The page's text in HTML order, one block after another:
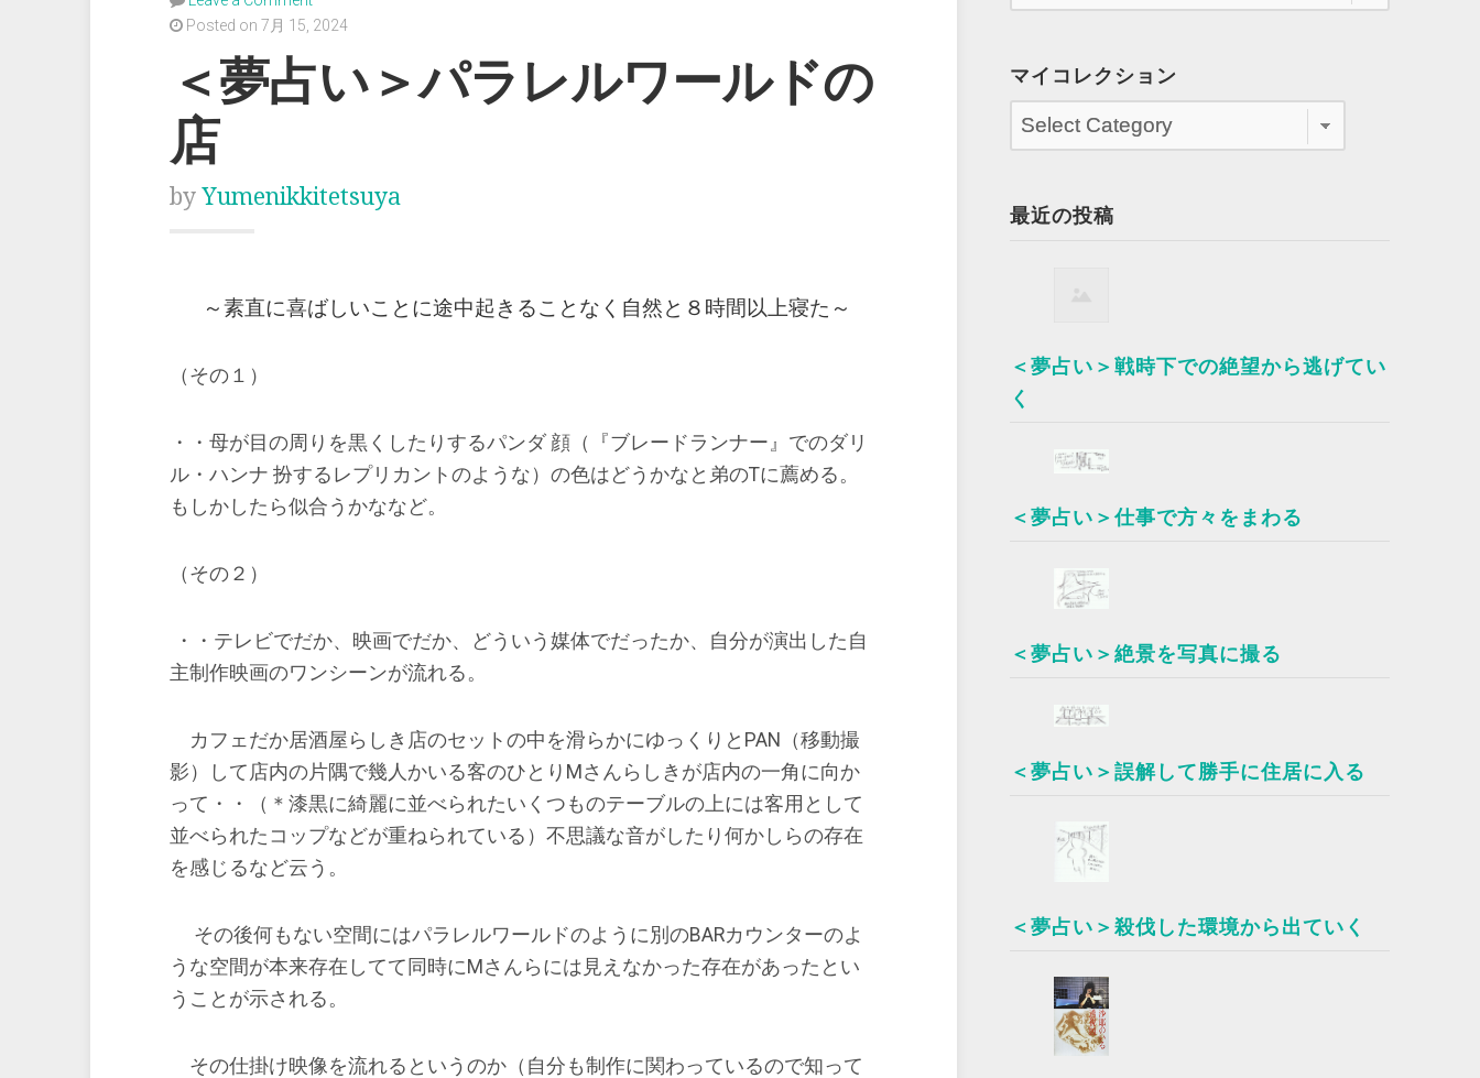
Posted on 7月 15, 2024
＜夢占い＞パラレルワールドの
店
by Yumenikkitetsuya
～素直に喜ばしいことに途中起きることなく自然と８時間以上寝た～
（その１）
・・母が目の周りを黒くしたりするパンダ 顔（『ブレードランナー』でのダリ
ル・ハンナ 扮するレプリカントのような）の色はどうかなと弟のTに薦める。
もしかしたら似合うかななど。
（その２）
・・テレビでだか、映画でだか、どういう媒体でだったか、自分が演出した自
主制作映画のワンシーンが流れる。
カフェだか居酒屋らしき店のセットの中を滑らかにゆっくりとPAN（移動撮
影）して店内の片隅で幾人かいる客のひとりMさんらしきが店内の一角に向か
って・・（＊漆黒に綺麗に並べられたいくつものテーブルの上には客用として
並べられたコップなどが重ねられている）不思議な音がしたり何かしらの存在
を感じるなど云う。
その後何もない空間にはパラレルワールドのように別のBARカウンターのよ
うな空間が本来存在してて同時にMさんらには見えなかった存在があったとい
うことが示される。
その仕掛け映像を流れるというのか（自分も制作に関わっているので知って
マイコレクション
最近の投稿
＜夢占い＞戦時下での絶望から逃げてい
く
＜夢占い＞仕事で方々をまわる
＜夢占い＞絶景を写真に撮る
＜夢占い＞誤解して勝手に住居に入る
＜夢占い＞殺伐した環境から出ていく